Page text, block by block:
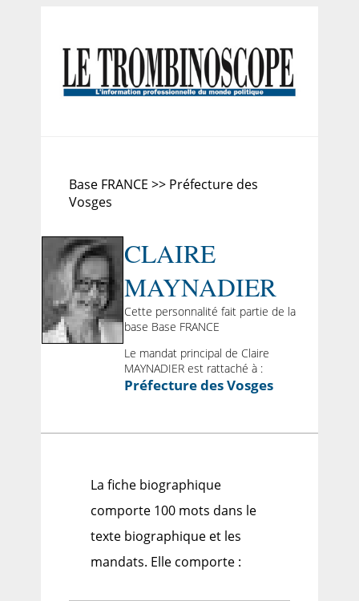
Base FRANCE >> Préfecture des
Vosges
CLAIRE
MAYNADIER
Cette personnalité fait partie de la
base Base FRANCE
Le mandat principal de Claire
MAYNADIER est rattaché à :
Préfecture des Vosges
La fiche biographique
comporte 100 mots dans le
texte biographique et les
mandats. Elle comporte :